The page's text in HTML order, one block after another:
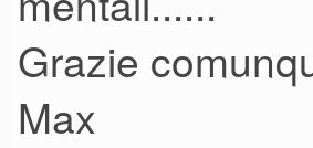
Grazie
Max